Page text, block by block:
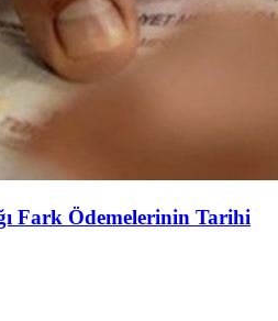
Fark Ödemelerinin Tarihi